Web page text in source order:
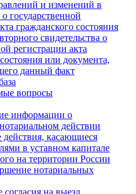
и изменений в
о государственной
гражданского состояния
свидетельства о
регистрации акта
или документа,
данный факт
вопросы
информации о
действии
касающиеся
в уставном капитале
на территории России
нотариальных
согласия на выезд